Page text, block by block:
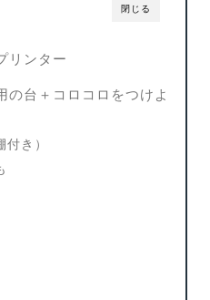
閉じる
リンター
の台＋コロコロをつけよ
き）